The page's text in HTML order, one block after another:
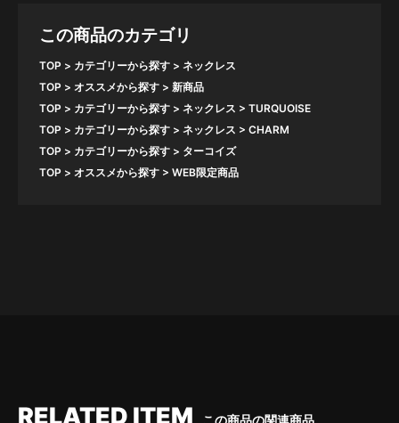
この商品のカテゴリ
TOP カテゴリーから探す
ネックレス
TOP
オススメから探す
新商品
TOP
カテゴリーから探す ネックレス
TURQUOISE
TOP
カテゴリーから探す ネックレス
CHARM
TOP
カテゴリーから探す
ターコイズ
TOP
オススメから探す WEB限定商品
RELATED ITEM この商品の関連商品